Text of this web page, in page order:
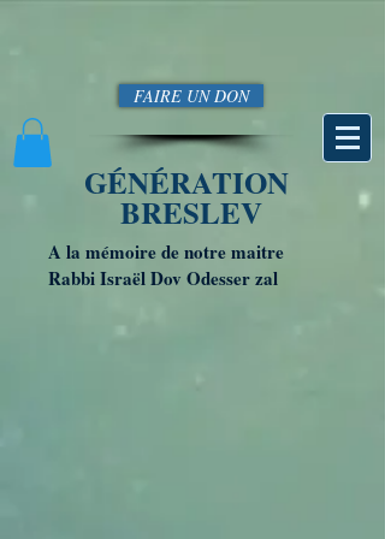
FAIRE UN DON
GÉNÉRATION
BRESLEV
A la mémoire de notre maitre
Rabbi Israël Dov Odesser zal